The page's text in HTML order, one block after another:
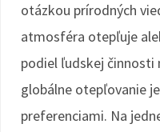
otázkou prírodných
atmosféra otepľuje
podiel ľudskej
globálne otepľovanie
preferenciami. Na